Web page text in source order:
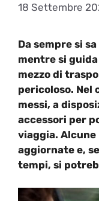
18 Settembre
Da sempre si
mentre si
mezzo di
pericoloso. Nel
messi, a
accessori per
viaggia.
aggiornate e,
tempi, si